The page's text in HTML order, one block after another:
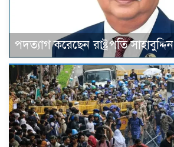
পদত্যাগ করেছেন রাষ্ট্রপতি সাহাবুদ্দিন